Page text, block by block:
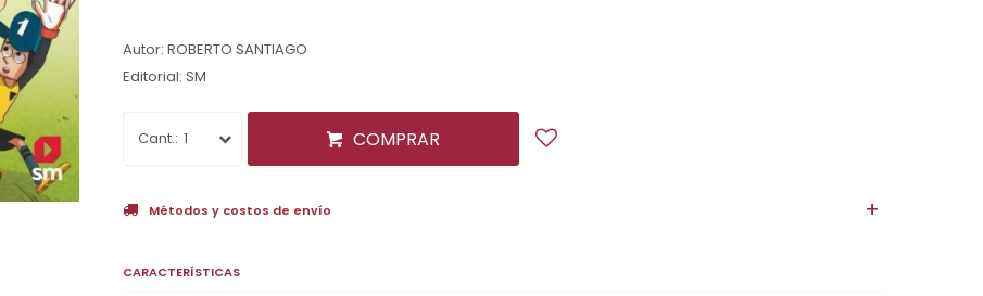
Autor: ROBERTO SANTIAGO
Editorial: SM
1 COMPRAR
Métodos y costos de envío
CARACTERÍSTICAS